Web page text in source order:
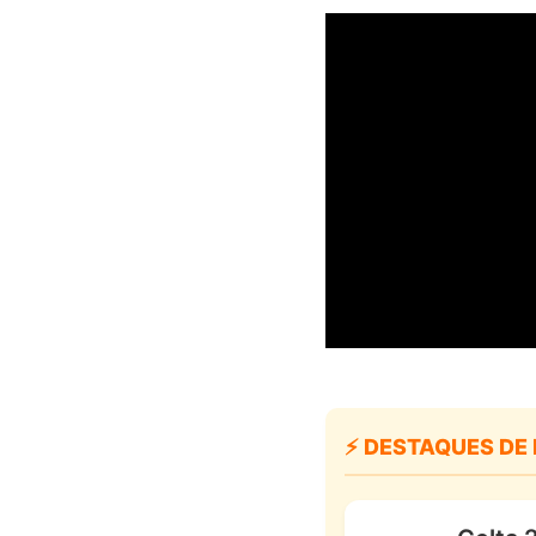
⚡ DESTAQUES DE